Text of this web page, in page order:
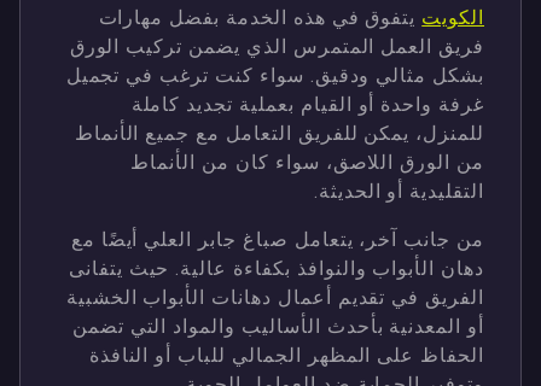
الكويتيتفوق في هذه الخدمة بفضل مهارات
فريق العمل المتمرس الذي يضمن تركيب الورق
بشكل مثالي ودقيق. سواء كنت ترغب في تجميل
غرفة واحدة أو القيام بعملية تجديد كاملة
للمنزل، يمكن للفريق التعامل مع جميع الأنماط
من الورق اللاصق، سواء كان من الأنماط
التقليدية أو الحديثة.
من جانب آخر، يتعامل صباغ جابر العلي أيضًا مع
دهان الأبواب والنوافذ بكفاءة عالية. حيث يتفانى
الفريق في تقديم أعمال دهانات الأبواب الخشبية
أو المعدنية بأحدث الأساليب والمواد التي تضمن
الحفاظ على المظهر الجمالي للباب أو النافذة